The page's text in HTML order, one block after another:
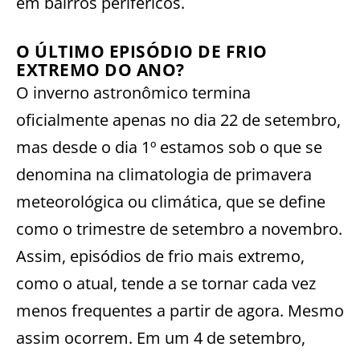
O ÚLTIMO EPISÓDIO DE FRIO
EXTREMO DO ANO?
O inverno astronômico termina
oficialmente apenas no dia 22 de setembro,
mas desde o dia 1º estamos sob o que se
denomina na climatologia de primavera
meteorológica ou climática, que se define
como o trimestre de setembro a novembro.
Assim, episódios de frio mais extremo,
como o atual, tende a se tornar cada vez
menos frequentes a partir de agora. Mesmo
assim ocorrem. Em um 4 de setembro,